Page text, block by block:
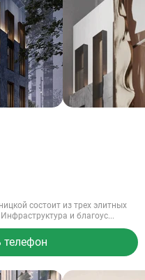
состоит из трех элитных
и благоус...
телефон